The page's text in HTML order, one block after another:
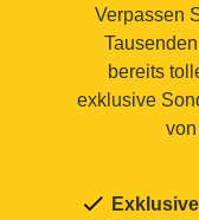
Verpassen
bereits
exklusive